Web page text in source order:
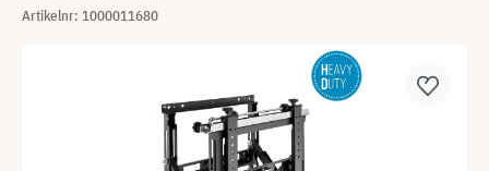
Artikelnr: 1000011680